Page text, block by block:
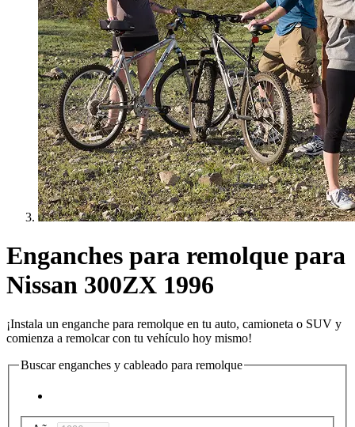
Enganches para remolque para
Nissan 300ZX 1996
¡Instala un enganche para remolque en tu auto, camioneta o SUV y
comienza a remolcar con tu vehículo hoy mismo!
Buscar enganches y cableado para remolque